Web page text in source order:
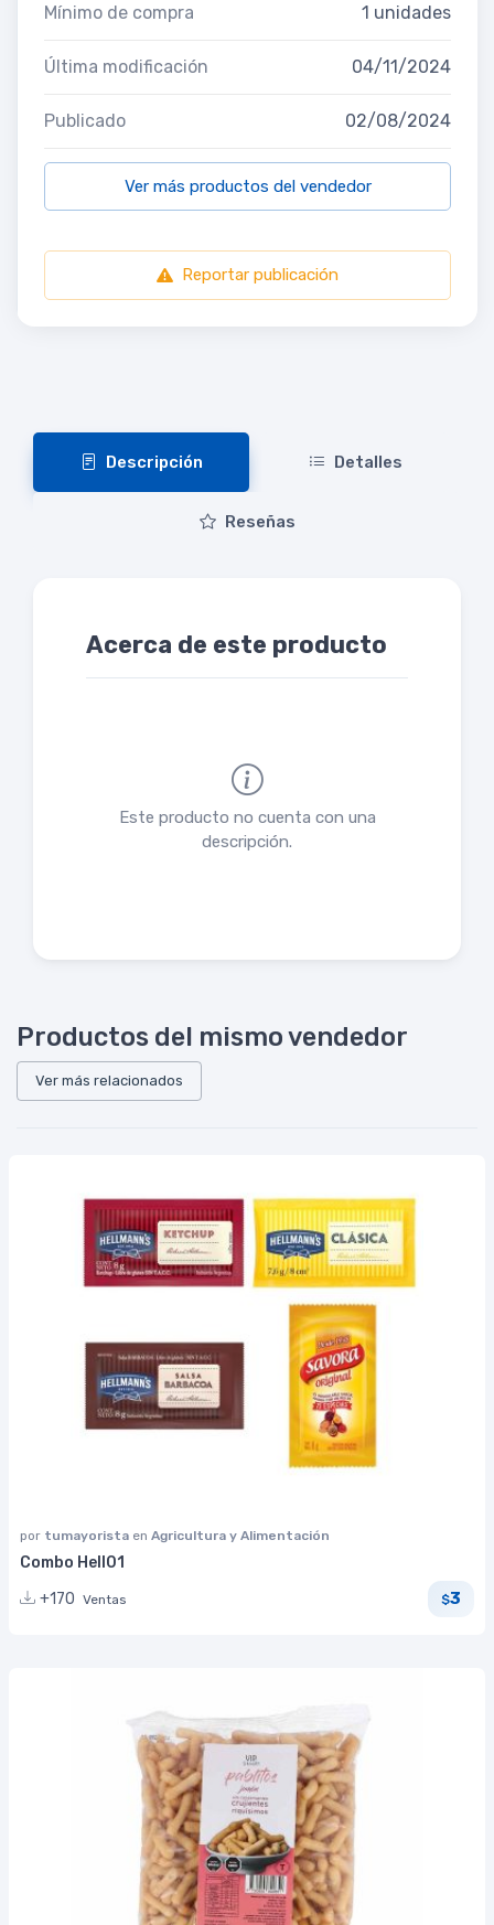
Mínimo de compra 1 unidades
Última modificación 04/11/2024
Publicado 02/08/2024
Ver más productos del vendedor
Reportar publicación
Descripción Detalles
Reseñas
Acerca de este producto
Este producto no cuenta con una
descripción.
Productos del mismo vendedor
Ver más relacionados
por tumayorista en Agricultura y Alimentación
Combo Hell01
+170 Ventas $3